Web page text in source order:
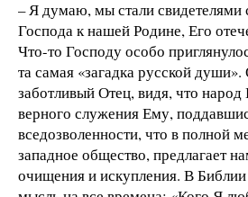
– Я думаю, мы стали свидетелями
Господа к нашей Родине, Его
Что-то Господу особо
та самая «загадка русской
заботливый Отец, видя, что народ
верного служения Ему,
вседозволенности, что в полной
западное общество, предлагает
очищения и искупления. В